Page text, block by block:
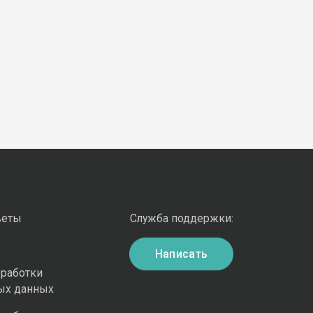
данных
Служба поддержки:
Написать